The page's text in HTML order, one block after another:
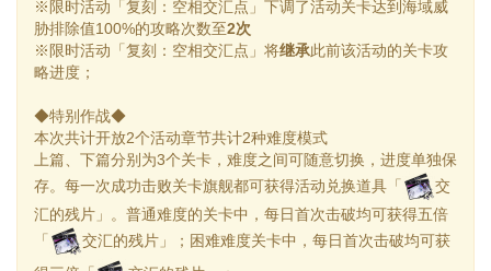
※限时活动「复刻：空相交汇点」下调了活动关卡达到海域威
胁排除值100%的攻略次数至2次
※限时活动「复刻：空相交汇点」将继承此前该活动的关卡攻
略进度；
◆特别作战◆
本次共计开放2个活动章节共计2种难度模式
上篇、下篇分别为3个关卡，难度之间可随意切换，进度单独保
存。每一次成功击败关卡旗舰都可获得活动兑换道具「
交
汇的残片」。普通难度的关卡中，每日首次击破均可获得五倍
「
交汇的残片」；困难难度关卡中，每日首次击破均可获